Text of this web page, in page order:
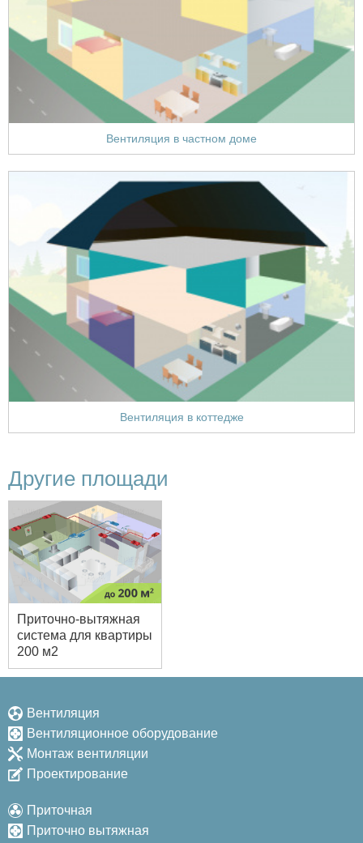
Вентиляция в частном доме
Вентиляция в коттедже
Другие площади
Приточно-вытяжная
система для квартиры
200 м2
Вентиляция
Вентиляционное оборудование
Монтаж вентиляции
Проектирование
Приточная
Приточно вытяжная